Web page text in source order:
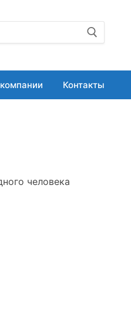
Контакты
человека